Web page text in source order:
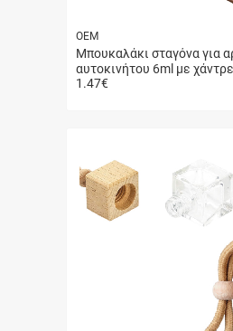
ΟΕΜ
Μπουκαλάκι σταγόνα για
αυτοκινήτου 6ml με
1.47€